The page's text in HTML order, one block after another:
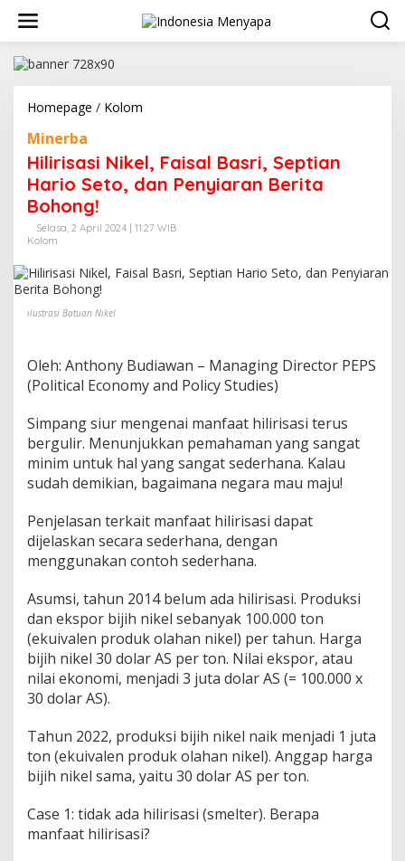
w
Homepage / Kolom
r
i
a
N
F
a
s
a
l
B
a
r
i
S
p
t
a
n
H
o
S
e
o
,
d
Minerba
Hilirisasi Nikel, Faisal Basri, Septian
Hario Seto, dan Penyiaran Berita
Bohong!
Selasa, 2 April 2024 | 11:27 WIB
Kolom
ilustrasi Batuan Nikel
Oleh: Anthony Budiawan – Managing Director PEPS
(Political Economy and Policy Studies)
Simpang siur mengenai manfaat hilirisasi terus
bergulir. Menunjukkan pemahaman yang sangat
minim untuk hal yang sangat sederhana. Kalau
sudah demikian, bagaimana negara mau maju!
Penjelasan terkait manfaat hilirisasi dapat
dijelaskan secara sederhana, dengan
menggunakan contoh sederhana.
Asumsi, tahun 2014 belum ada hilirisasi. Produksi
dan ekspor bijih nikel sebanyak 100.000 ton
(ekuivalen produk olahan nikel) per tahun. Harga
bijih nikel 30 dolar AS per ton. Nilai ekspor, atau
nilai ekonomi, menjadi 3 juta dolar AS (= 100.000 x
30 dolar AS).
Tahun 2022, produksi bijih nikel naik menjadi 1 juta
ton (ekuivalen produk olahan nikel). Anggap harga
bijih nikel sama, yaitu 30 dolar AS per ton.
Case 1: tidak ada hilirisasi (smelter). Berapa
manfaat hilirisasi?